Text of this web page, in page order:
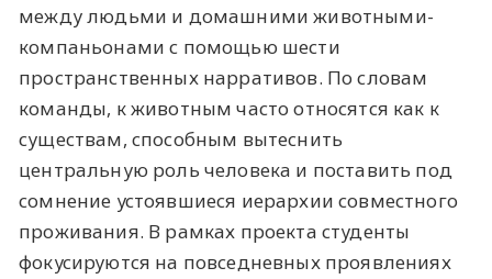
между людьми и домашними животными-
компаньонами с помощью шести
пространственных нарративов. По словам
команды, к животным часто относятся как к
существам, способным вытеснить
центральную роль человека и поставить под
сомнение устоявшиеся иерархии совместного
проживания. В рамках проекта студенты
фокусируются на повседневных проявлениях